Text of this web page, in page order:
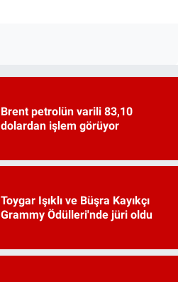
Brent petrolün varili 83,10
dolardan işlem görüyor
Toygar Işıklı ve Büşra Kayıkçı
Grammy Ödülleri'nde jüri oldu